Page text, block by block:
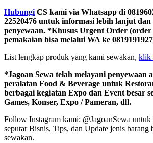
Hubungi CS kami via Whatsapp di
22520476 untuk informasi lebih lanjut dan
penyewaan. *Khusus Urgent Order
pemakaian bisa melalui WA ke
List lengkap produk yang kami sewakan, klik
*Jagoan Sewa telah melayani penyewaan
peralatan Food & Beverage untuk
berbagai kegiatan Expo dan Event besar
Games, Konser, Expo / Pameran, dll.
Follow Instagram kami: @JagoanSewa untuk
seputar Bisnis, Tips, dan Update jenis barang
sewakan.